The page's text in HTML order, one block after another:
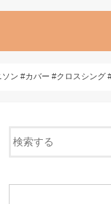
ン #カバー #クロスシング